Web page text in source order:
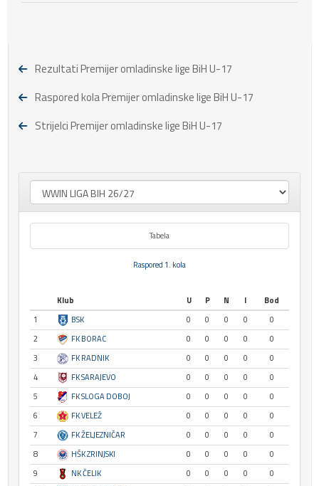
Rezultati Premijer omladinske lige BiH U-17
Raspored kola Premijer omladinske lige BiH U-17
Strijelci Premijer omladinske lige BiH U-17
Tabela
Raspored 1. kola
Klub U P N I
Bod
1
BSK 0 0 0 0
0
2
FK BORAC 0 0 0 0
0
3
FK RADNIK 0 0 0 0
0
4
FK SARAJEVO 0 0 0 0
0
5
FK SLOGA DOBOJ 0 0 0 0
0
6
FK VELEŽ 0 0 0 0
0
7
FK ŽELJEZNIČAR 0 0 0 0
0
8
HŠK ZRINJSKI 0 0 0 0
0
9
NK ČELIK 0 0 0 0
0